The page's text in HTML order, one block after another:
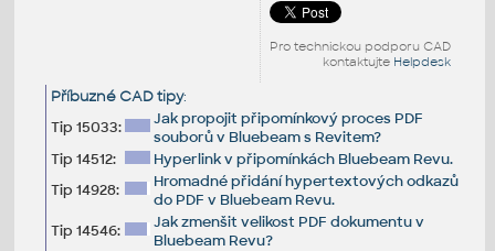
Pro technickou podporu CAD
kontaktujte Helpdesk
Příbuzné CAD tipy:
Tip 15033:
Jak propojit připomínkový proces PDF
souborů v Bluebeam s Revitem?
Tip 14512:
Hyperlink v připomínkách Bluebeam Revu.
Tip 14928:
Hromadné přidání hypertextových odkazů
do PDF v Bluebeam Revu.
Tip 14546:
Jak zmenšit velikost PDF dokumentu v
Bluebeam Revu?